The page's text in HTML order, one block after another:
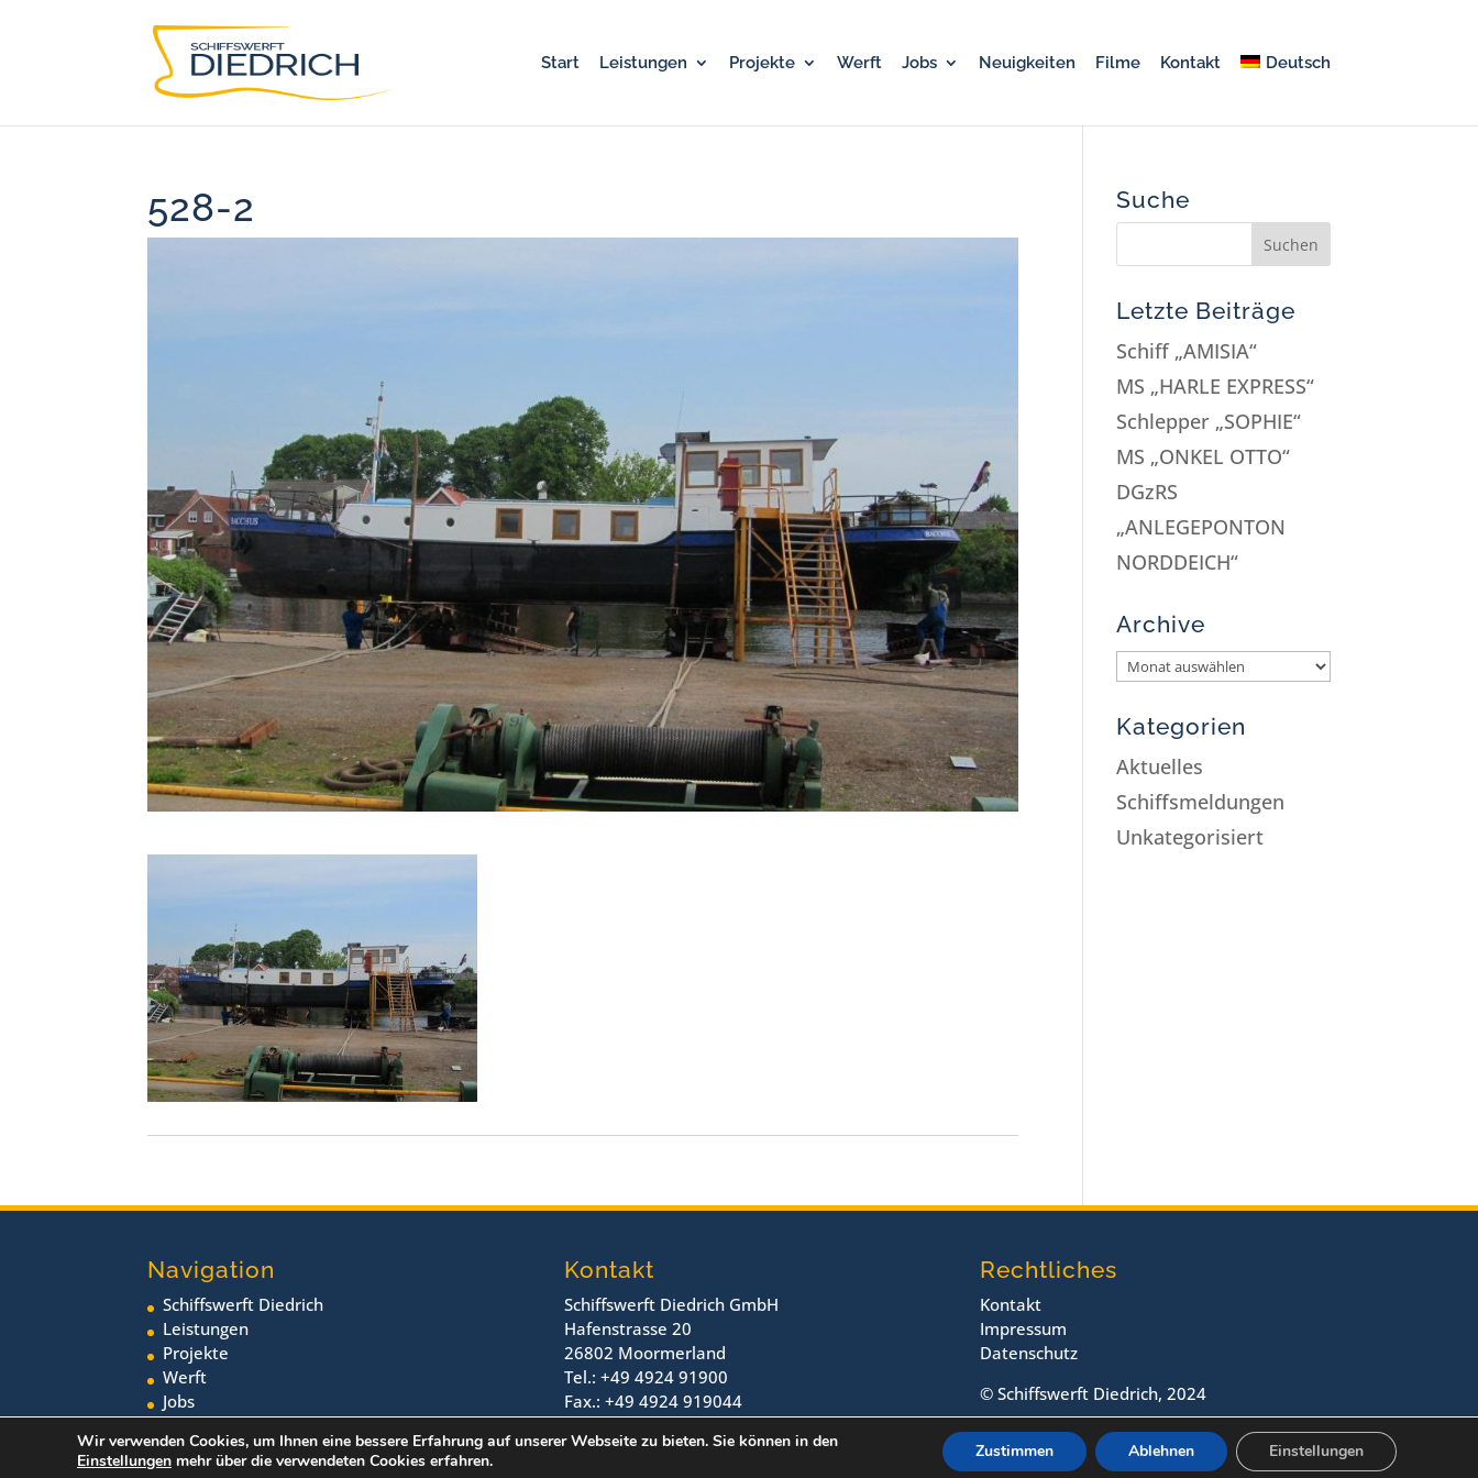
Start Leistungen Projekte Werft Jobs Neuigkeiten Filme Kontakt Deutsch
528-2 Suche
Letzte Beiträge
Schiff „AMISIA“
MS „HARLE EXPRESS“
Schlepper „SOPHIE“
MS „ONKEL OTTO“
DGzRS
„ANLEGEPONTON
NORDDEICH“
Archive
Kategorien
Aktuelles
Schiffsmeldungen
Unkategorisiert
Navigation
Schiffswerft Diedrich
Leistungen
Projekte
Werft
Jobs
Neuigkeiten
Kontakt
Schiffswerft Diedrich GmbH
Hafenstrasse 20
26802 Moormerland
Tel.: +49 4924 91900
Fax.: +49 4924 919044
Rechtliches
Kontakt
Impressum
Datenschutz
© Schiffswerft Diedrich, 2024
Wir verwenden Cookies, um Ihnen eine bessere Erfahrung auf unserer Webseite zu bieten. Sie können in den
Einstellungen mehr über die verwendeten Cookies erfahren. Zustimmen Ablehnen Einstellungen